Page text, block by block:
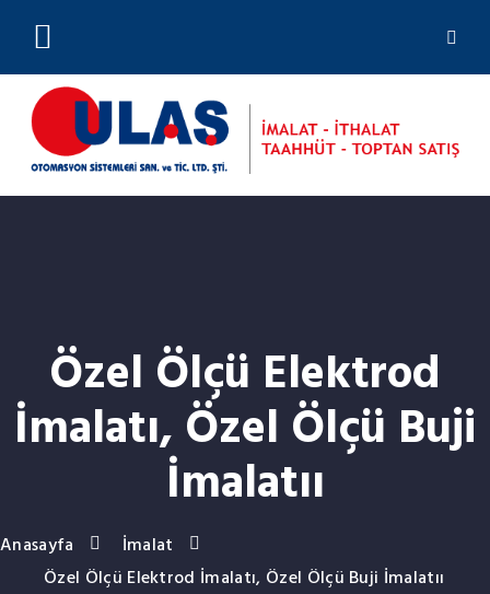
Özel Ölçü Elektrod
İmalatı, Özel Ölçü Buji
İmalatıı
Anasayfa
İmalat
Özel Ölçü Elektrod İmalatı, Özel Ölçü Buji İmalatıı